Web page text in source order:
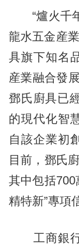
“爐火千年
龍水五金産
具旗下知名
産業融合發
鄧氏廚具已
的現代化智
自該企業初
目前，鄧氏
其中包括700
精特新”專項
工商銀行